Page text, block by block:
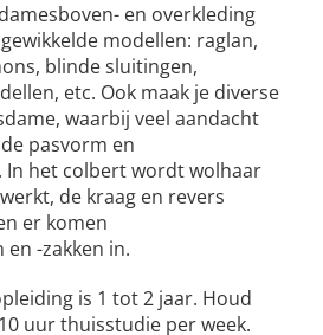
en overkleding
modellen: raglan,
blinde sluitingen,
etc. Ook maak je diverse
waarbij veel aandacht
pasvorm en
In het colbert wordt wolhaar
de kraag en revers
er komen
-zakken in.
is 1 tot 2 jaar. Houd
uur thuisstudie per week.